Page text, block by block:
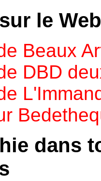
le Web
Beaux
DBD
dans